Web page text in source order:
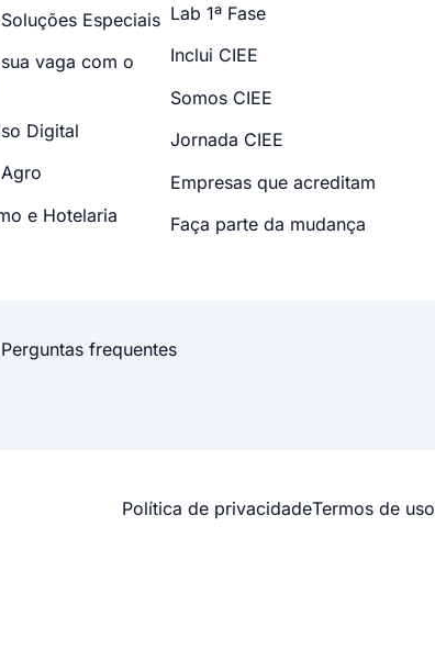
Especiais
vaga com o
Digital
e Hotelaria
Lab 1ª Fase
Inclui CIEE
Somos CIEE
Jornada CIEE
Empresas que acreditam
Faça parte da mudança
Perguntas frequentes
Política de privacidadeTermos de uso